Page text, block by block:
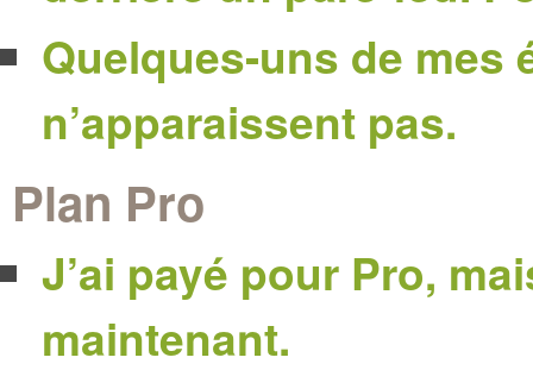
Quelques-uns de mes
n’apparaissent pas.
Plan Pro
J’ai payé pour Pro,
maintenant.